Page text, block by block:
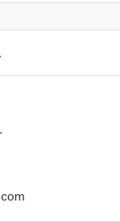
Kucing Kering